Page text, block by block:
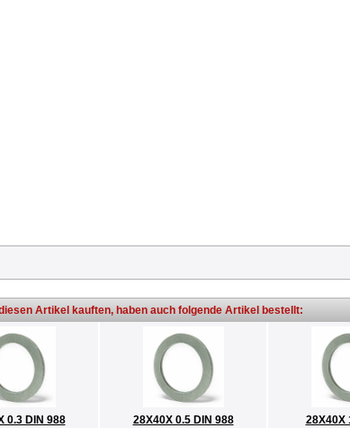
Artikel kauften, haben auch folgende Artikel bestellt:
0.3 DIN 988
28X40X 0.5 DIN 988
28X40X